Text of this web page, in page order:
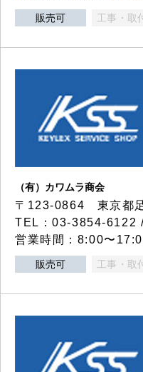
販売可 工事・取
（有）カワムラ商会
〒123-0864 東京都
TEL：03-3854-6122
営業時間：8:00〜
販売可 工事・取